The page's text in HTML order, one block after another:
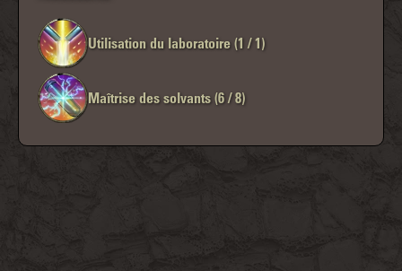
Utilisation du laboratoire (1 / 1)
Maîtrise des solvants (6 / 8)